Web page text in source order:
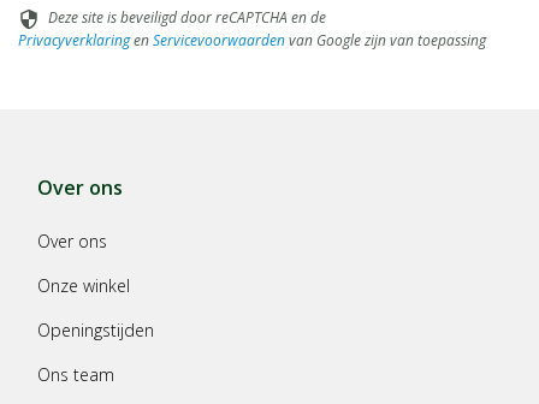
security Deze site is beveiligd door reCAPTCHA en de
PrivacyverklaringenServicevoorwaardenvan Google zijn van toepassing
Over ons
Over ons
Onze winkel
Openingstijden
Ons team